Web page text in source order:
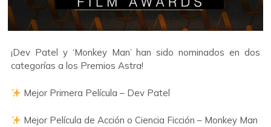
¡Dev Patel y ‘Monkey Man’ han sido nominados en dos
categorías a los Premios Astra!
Mejor Primera Película – Dev Patel
Mejor Película de Acción o Ciencia Ficción – Monkey Man